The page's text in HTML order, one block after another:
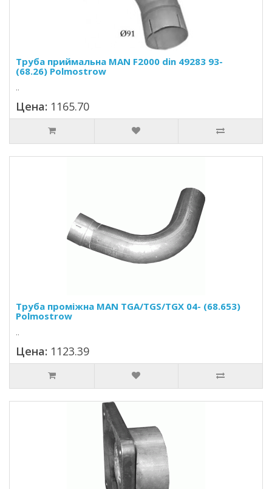
Труба приймальна MAN F2000 din 49283 93-
(68.26) Polmostrow
..
Цена: 1165.70
Труба проміжна MAN TGA/TGS/TGX 04- (68.653)
Polmostrow
..
Цена: 1123.39